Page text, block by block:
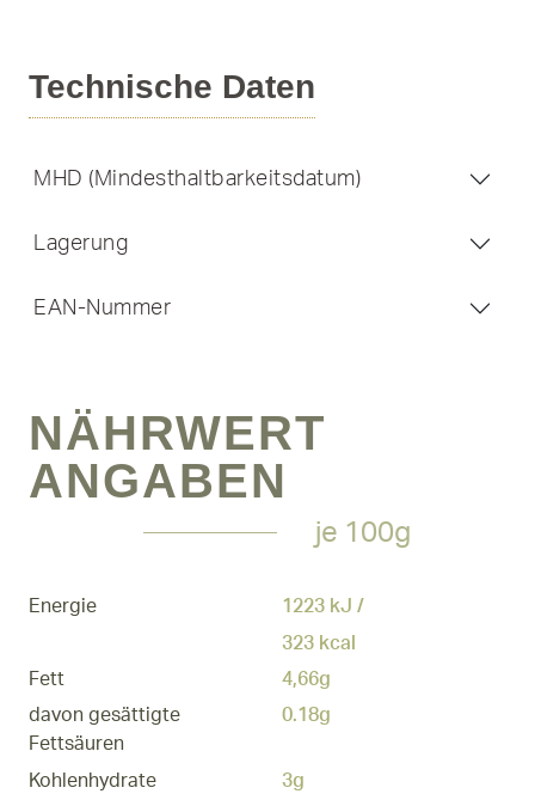
Technische Daten
MHD (Mindesthaltbarkeitsdatum)
Lagerung
EAN-Nummer
je 100g
NÄHRWERT
ANGABEN
Energie
Fett
davon gesättigte
Fettsäuren
1223 kJ /
323 kcal
4,66g
0.18g
Kohlenhydrate
3g